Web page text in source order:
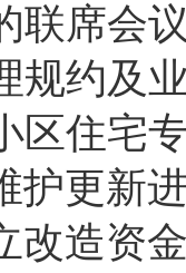
联席会
规约及
区住宅
护更新
改造资